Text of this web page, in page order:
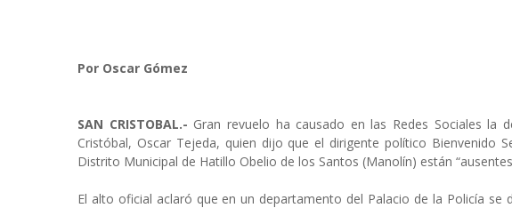
Por Oscar Gómez
SAN CRISTOBAL.- Gran revuelo ha causado en las Redes Sociales la
Cristóbal, Oscar Tejeda, quien dijo que el dirigente político Bienvenido
Distrito Municipal de Hatillo Obelio de los Santos (Manolín) están
El alto oficial aclaró que en un departamento del Palacio de la Policía se